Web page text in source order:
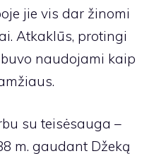
jie vis dar žinomi
Atkaklūs, protingi
naudojami kaip
su teisėsauga –
m. gaudant Džeką